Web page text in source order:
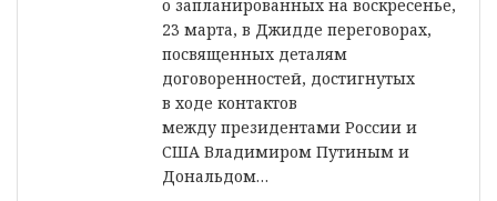
о запланированных на воскресенье,
23 марта, в Джидде переговорах,
посвященных деталям
договоренностей, достигнутых
в ходе контактов
между президентами России и
США Владимиром Путиным и
Дональдом…